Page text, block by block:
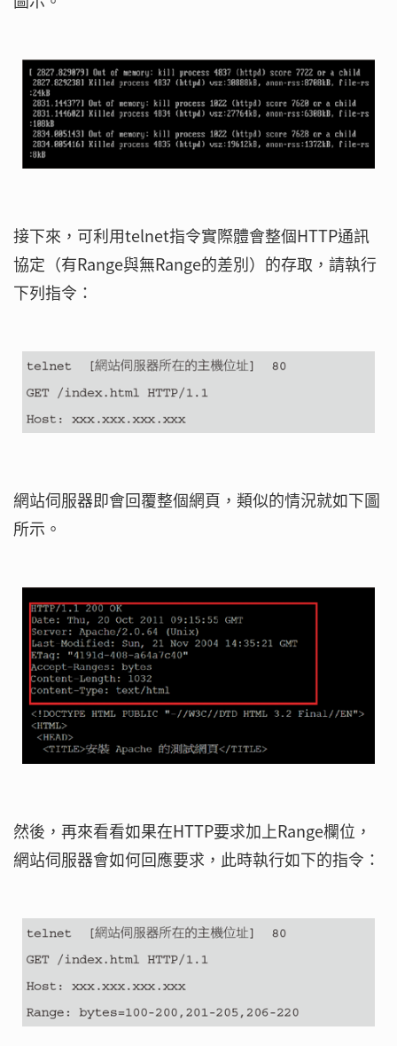
接下來，可利用telnet指令實際體會整個HTTP通訊
協定（有Range與無Range的差別）的存取，請執行
下列指令：
網站伺服器即會回覆整個網頁，類似的情況就如下圖
所示。
然後，再來看看如果在HTTP要求加上Range欄位，
網站伺服器會如何回應要求，此時執行如下的指令：